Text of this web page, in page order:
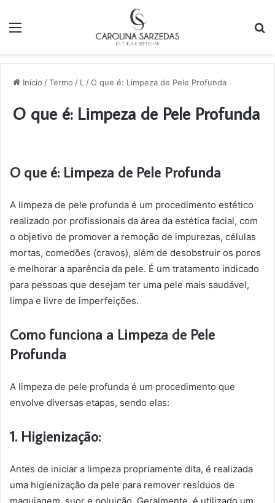
Início /Termo / L /O que é: Limpeza de Pele Profunda
O que é: Limpeza de Pele Profunda
O que é: Limpeza de Pele Profunda
A limpeza de pele profunda é um procedimento estético
realizado por profissionais da área da estética facial, com
o objetivo de promover a remoção de impurezas, células
mortas, comedões (cravos), além de desobstruir os poros
e melhorar a aparência da pele. É um tratamento indicado
para pessoas que desejam ter uma pele mais saudável,
limpa e livre de imperfeições.
Como funciona a Limpeza de Pele
Profunda
A limpeza de pele profunda é um procedimento que
envolve diversas etapas, sendo elas:
1. Higienização:
Antes de iniciar a limpeza propriamente dita, é realizada
uma higienização da pele para remover resíduos de